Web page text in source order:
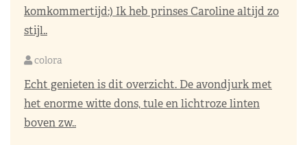
komkommertijd:) Ik heb prinses Caroline altijd zo
stijl..
colora
Echt genieten is dit overzicht. De avondjurk met
het enorme witte dons, tule en lichtroze linten
boven zw..